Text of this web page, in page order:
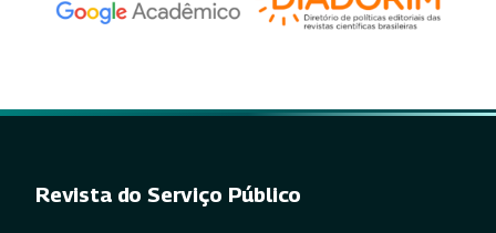
Revista do Serviço Público